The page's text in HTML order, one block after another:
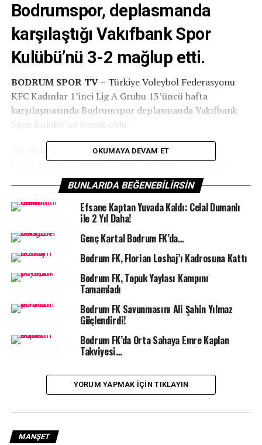
Bodrumspor, deplasmanda
karşılaştığı Vakıfbank Spor
Kulübü’nü 3-2 mağlup etti.
BODRUM SPOR TV – Türkiye Voleybol Federasyonu
KFC Kadınlar 1’inci Lig A Grubu 13’üncü hafta
karşılaşmasında Bodrumspor deplasmanda Vakıfbank
Spor Kulübü’ne konuk oldu.
Vakıfbank Spor Sarayı’nda 14.00’da başlayan
karşılaşmada Bodrum’un İncileri ilk seti 23-25 önde
kapattı. Etkili ve mücadeleci oyununu sürdüren yeşil-
beyazlı ekip ikinci sette 25-22, üçüncü sette ise 25-12
mağlup oldu. Karşılaşmayı bırakmayan Bodrum’un
İncileri dördüncü seti 21-25, beşinci seti ise 11-15
kazanarak sahadan 3-2 galip ayrıldı.
Bu galibiyetle birlikte Bodrum’un İncileri haftayı 15
puanla kapattı.
KADIN VOLEYBOL
VAKIFBANK
BAYK Güz Trofesi 4. ayak yarışlarıyla 2023 sezonunu
Ligin ilk yarısını “Play-Off” potasına girerek
tamamladılar..
OKUMAYA DEVAM ET
BUNLARIDA BEĞENEBILIRSIN
Efsane Kaptan Yuvada Kaldı: Celal Dumanlı
ile 2 Yıl Daha!
Genç Kartal Bodrum FK’da…
Bodrum FK, Florian Loshaj’ı Kadrosuna Kattı
Bodrum FK, Topuk Yaylası Kampını
Tamamladı
Bodrum FK Savunmasını Ali Şahin Yılmaz
Güçlendirdi!
Bodrum FK’da Orta Sahaya Emre Kaplan
Takviyesi…
YORUM YAPMAK IÇIN TIKLAYIN
MANŞET